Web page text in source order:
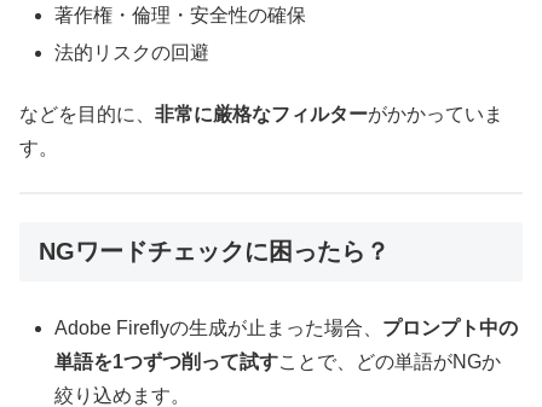
著作権・倫理・安全性の確保
法的リスクの回避
などを目的に、 非常に厳格なフィルターがかかっていま
す。
NGワードチェックに困ったら？
Adobe Fireflyの生成が止まった場合、 プロンプト中の
単語を1つずつ削って試すことで、どの単語がNGか
絞り込めます。